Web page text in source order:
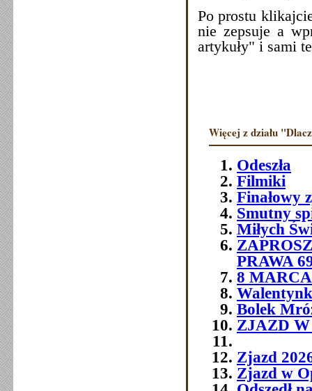
Po prostu
nie zepsuje a
artykuły" i sami
Więcej z działu
Odeszła
Filmiki
Finałowy
Smutny
Miłych
PRAWA
8
Bolek
ZJAZD W
Zjazd
Zjazd w